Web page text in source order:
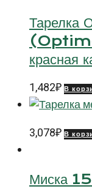
Тарелка
красная
1,482₽ В
3,078₽ В
Миска